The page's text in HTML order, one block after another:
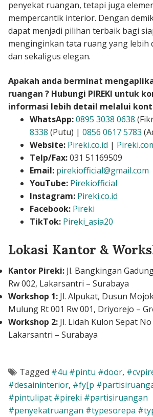
penyekat ruangan, tetapi juga
mempercantik interior. Dengan
dapat menjadi pilihan terbaik bagi
menginginkan tata ruang yang lebih
dan sekaligus elegan.
Apakah anda berminat
ruangan ? Hubungi PIREKI untuk
informasi lebih detail melalui
WhatsApp:0895 3038 0638
8338 (Putu) | 0856 0617 5783
Website: Pireki.co.id |
Telp/Fax:031 51169509
Email: pirekiofficial@gmail.com
YouTube: Pirekiofficial
Instagram: Pireki.co.id
Facebook: Pireki
TikTok:Pireki_asia20
Lokasi Kantor &
Kantor Pireki: Jl. Bangkingan
Rw 002, Lakarsantri – Surabaya
Workshop 1: Jl. Alpukat, Dusun
Mulung Rt 001 Rw 001, Driyorejo –
Workshop 2: Jl. Lidah Kulon Sepat
Lakarsantri – Surabaya
Tagged #4u #pintu #door,
#desaininterior, #fy[p
#pintulipat #pireki #partisiruangan
#penyekatruangan #typesorepa